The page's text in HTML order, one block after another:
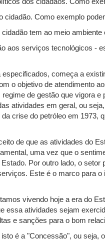
cidadão. Como exemplo
tem ao meio ambiente
aos serviços tecnológicos -
começa a
o objetivo de atendimento
de gestão que vigora
atividades em geral, ou
crise do petróleo em
de que as atividades do
uma vez que o
Por outro lado, o
Este é o marco para
vivendo hoje a era do
essa atividades sejam
e sanções para o bom
é a "Concessão", ou